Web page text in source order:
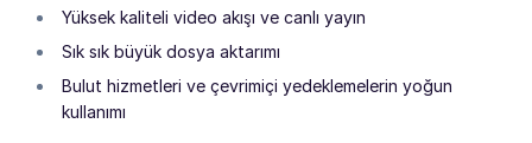
Yüksek kaliteli video akışı ve canlı yayın
Sık sık büyük dosya aktarımı
Bulut hizmetleri ve çevrimiçi yedeklemelerin yoğun
kullanımı